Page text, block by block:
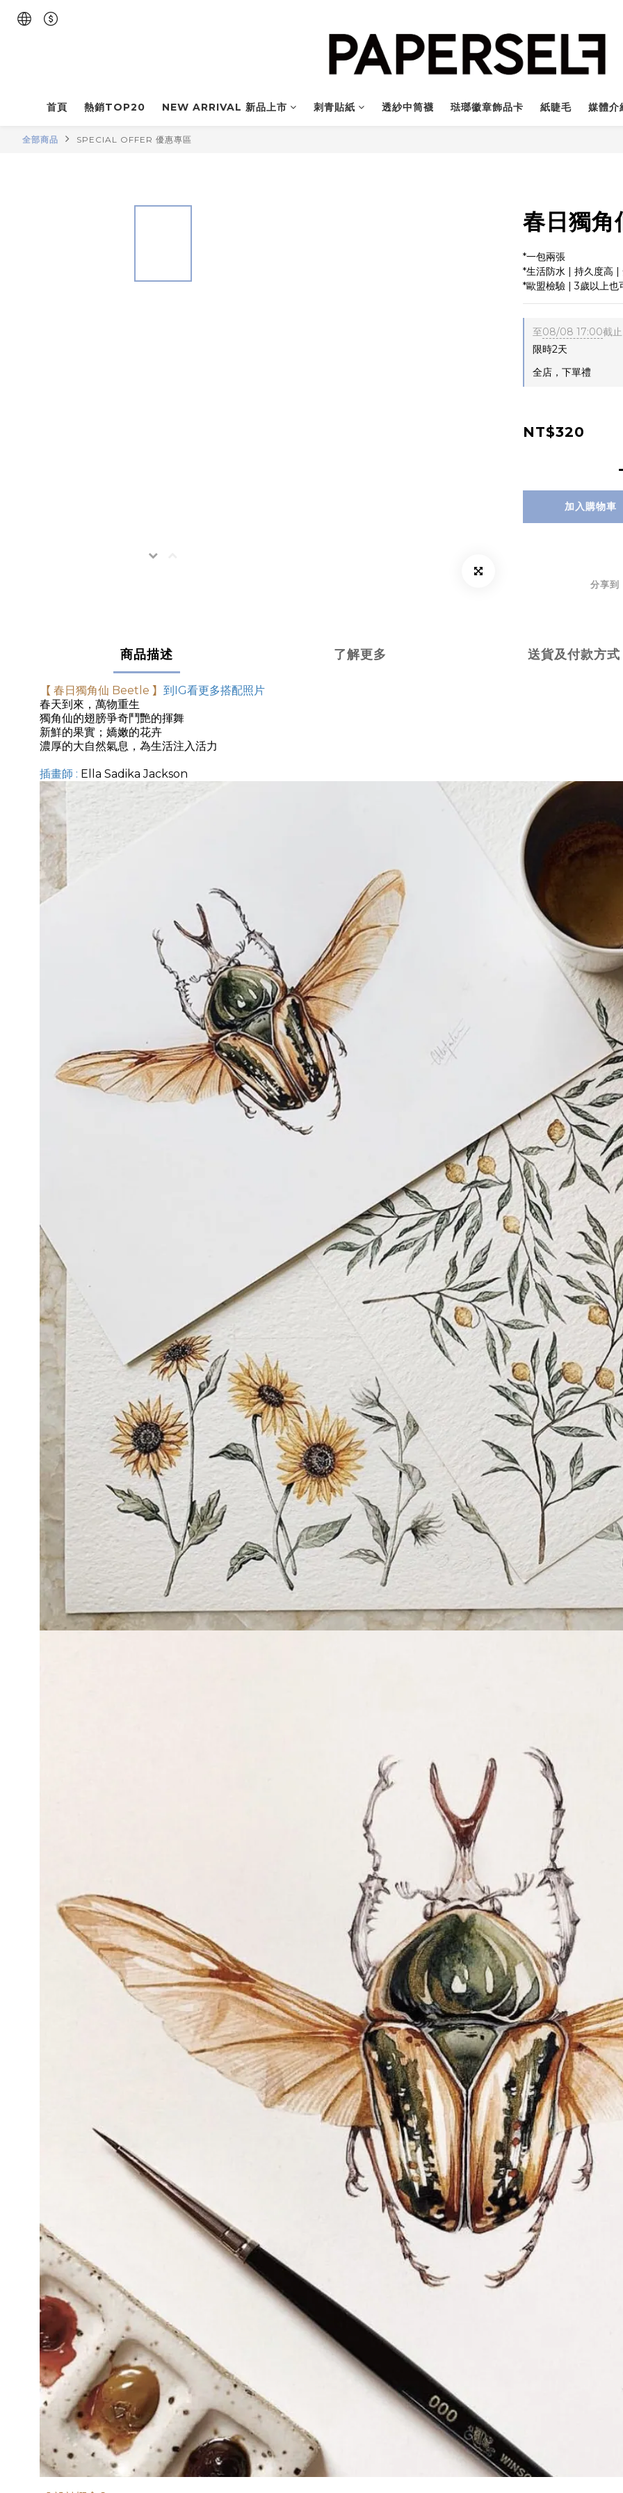
首頁 熱銷TOP20 NEW ARRIVAL 新品上市 刺青貼紙 透紗中筒襪 琺瑯徽章飾品卡 紙睫毛 媒體介
全部商品 SPECIAL OFFER 優惠專區
春日獨
*一包兩張
*生活防水 | 持久度高 |
*歐盟檢驗 | 3歲以上也
至08/08 17:00截止
限時2天
全店，下單禮
NT$320
加入購物車
分享到
商品描述 了解更多 送貨及付款方式
【 春日獨角仙 Beetle 】 到IG看更多搭配照片
春天到來，萬物重生
獨角仙的翅膀爭奇鬥艷的揮舞
新鮮的果實；嬌嫩的花卉
濃厚的大自然氣息，為生活注入活力
插畫師 : Ella Sadika Jackson